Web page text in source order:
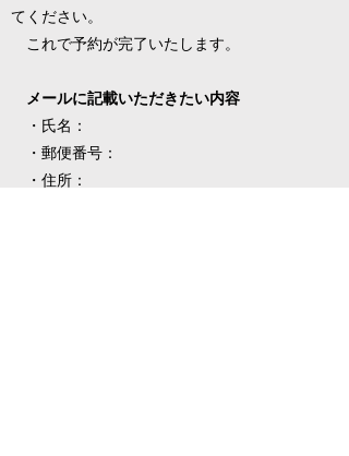
てください。
これで予約が完了いたします。
メールに記載いただきたい内容
・氏名：
・郵便番号：
・住所：